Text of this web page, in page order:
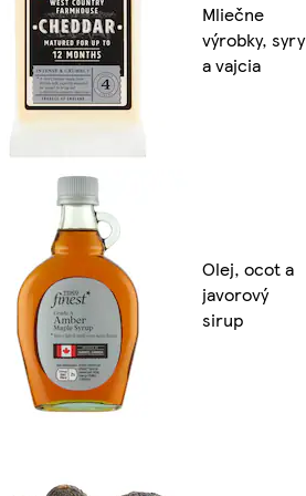
Mliečne
výrobky, syry
a vajcia
Olej, ocot a
javorový
sirup